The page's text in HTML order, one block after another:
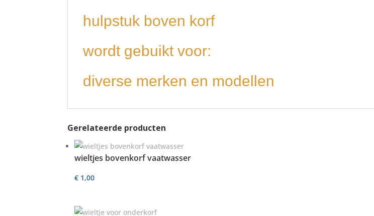
hulpstuk boven korf
wordt gebuikt voor:
diverse merken en modellen
Gerelateerde producten
wieltjes bovenkorf vaatwasser
€ 1,00